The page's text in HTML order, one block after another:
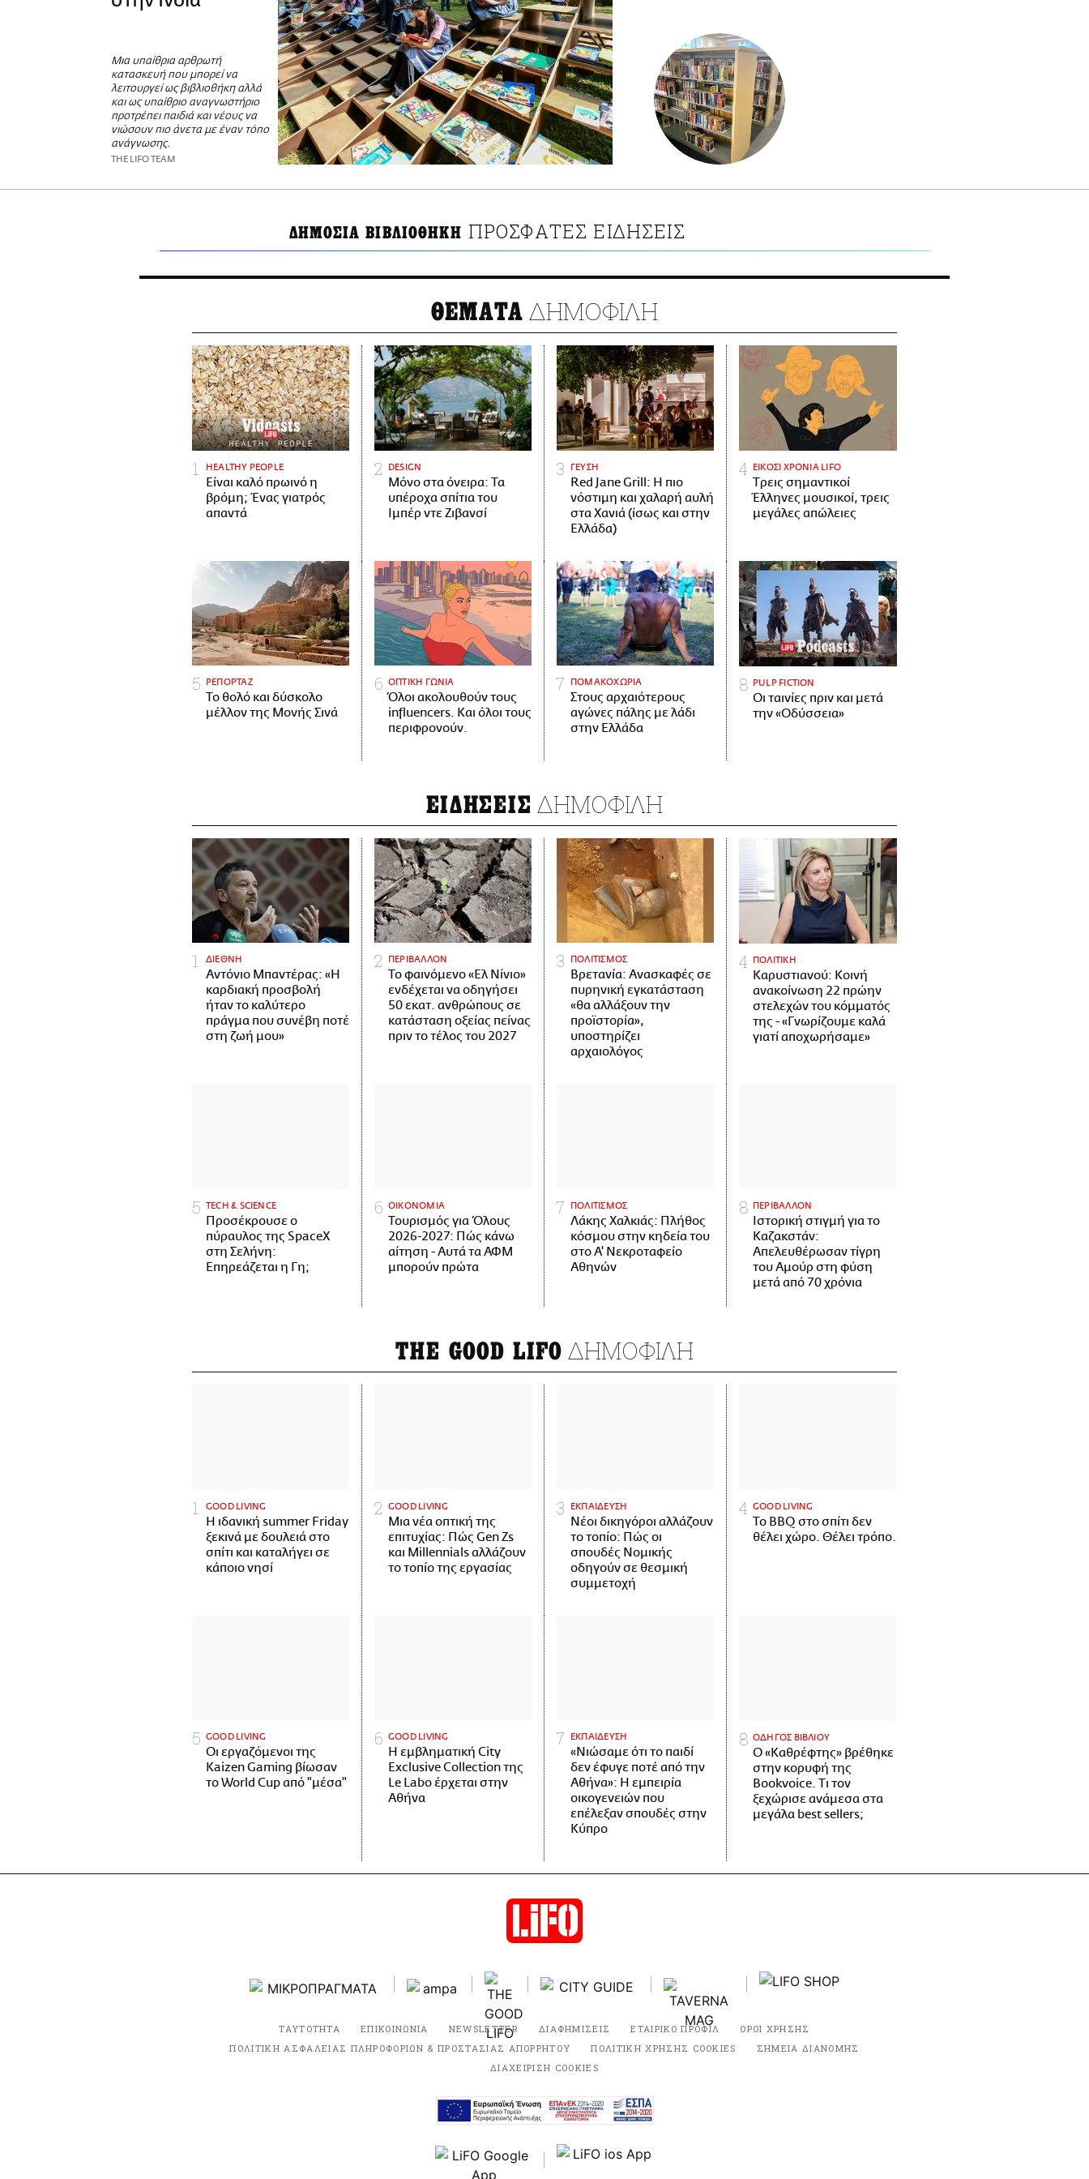
Μια υπαίθρια αρθρωτή
κατασκευή που μπορεί να
λειτουργεί ως βιβλιοθήκη αλλά
και ως υπαίθριο αναγνωστήριο
προτρέπει παιδιά και νέους να
νιώσουν πιο άνετα με έναν τόπο
ανάγνωσης.
THE LIFO TEAM
ΔΗΜΟΣΙΑ ΒΙΒΛΙΟΘΗΚΗ ΠΡΟΣΦΑΤΕΣ ΕΙΔΗΣΕΙΣ
ΘΕΜΑΤΑ ΔΗΜΟΦΙΛΗ
HEALTHY PEOPLE
Είναι καλό πρωινό η
βρόμη; Ένας γιατρός
απαντά
DESIGN
Μόνο στα όνειρα: Τα
υπέροχα σπίτια του
Ιμπέρ ντε Ζιβανσί
ΓΕΥΣΗ
Red Jane Grill: Η πιο
νόστιμη και χαλαρή αυλή
στα Χανιά (ίσως και στην
Ελλάδα)
ΕΙΚΟΣΙ ΧΡΟΝΙΑ LIFO
Tρεις σημαντικοί
Έλληνες μουσικοί, τρεις
μεγάλες απώλειες
ΡΕΠΟΡΤΑΖ
Το θολό και δύσκολο
μέλλον της Μονής Σινά
ΟΠΤΙΚΗ ΓΩΝΙΑ
Όλοι ακολουθούν τους
influencers. Και όλοι τους
περιφρονούν.
ΠΟΜΑΚΟΧΩΡΙΑ
Στους αρχαιότερους
αγώνες πάλης με λάδι
στην Ελλάδα
PULP FICTION
Οι ταινίες πριν και μετά
την «Οδύσσεια»
ΕΙΔΗΣΕΙΣ ΔΗΜΟΦΙΛΗ
ΔΙΕΘΝΗ
Αντόνιο Μπαντέρας: «Η
καρδιακή προσβολή
ήταν το καλύτερο
πράγμα που συνέβη ποτέ
στη ζωή μου»
ΠΕΡΙΒΑΛΛΟΝ
Το φαινόμενο «Ελ Νίνιο»
ενδέχεται να οδηγήσει
50 εκατ. ανθρώπους σε
κατάσταση οξείας πείνας
πριν το τέλος του 2027
ΠΟΛΙΤΙΣΜΟΣ
Βρετανία: Ανασκαφές σε
πυρηνική εγκατάσταση
«θα αλλάξουν την
προϊστορία»,
υποστηρίζει
αρχαιολόγος
ΠΟΛΙΤΙΚΗ
Καρυστιανού: Κοινή
ανακοίνωση 22 πρώην
στελεχών του κόμματός
της - «Γνωρίζουμε καλά
γιατί αποχωρήσαμε»
ΤECH & SCIENCE
Προσέκρουσε ο
πύραυλος της SpaceX
στη Σελήνη:
Επηρεάζεται η Γη;
ΟΙΚΟΝΟΜΙΑ
Τουρισμός για Όλους
2026-2027: Πώς κάνω
αίτηση - Αυτά τα ΑΦΜ
μπορούν πρώτα
ΠΟΛΙΤΙΣΜΟΣ
Λάκης Χαλκιάς: Πλήθος
κόσμου στην κηδεία του
στο Α' Νεκροταφείο
Αθηνών
ΠΕΡΙΒΑΛΛΟΝ
Ιστορική στιγμή για το
Καζακστάν:
Απελευθέρωσαν τίγρη
του Αμούρ στη φύση
μετά από 70 χρόνια
THE GOOD LIFO ΔΗΜΟΦΙΛΗ
GOOD LIVING
Η ιδανική summer Friday
ξεκινά με δουλειά στο
σπίτι και καταλήγει σε
κάποιο νησί
GOOD LIVING
Μια νέα οπτική της
επιτυχίας: Πώς Gen Zs
και Millennials αλλάζουν
το τοπίο της εργασίας
ΕΚΠΑΙΔΕΥΣΗ
Νέοι δικηγόροι αλλάζουν
το τοπίο: Πώς οι
σπουδές Νομικής
οδηγούν σε θεσμική
συμμετοχή
GOOD LIVING
Το BBQ στο σπίτι δεν
θέλει χώρο. Θέλει τρόπο.
GOOD LIVING
Οι εργαζόμενοι της
Kaizen Gaming βίωσαν
το World Cup από "μέσα"
GOOD LIVING
Η εμβληματική City
Exclusive Collection της
Le Labo έρχεται στην
Αθήνα
ΕΚΠΑΙΔΕΥΣΗ
«Νιώσαμε ότι το παιδί
δεν έφυγε ποτέ από την
Αθήνα»: Η εμπειρία
οικογενειών που
επέλεξαν σπουδές στην
Κύπρο
ΟΔΗΓΟΣ ΒΙΒΛΙΟΥ
Ο «Καθρέφτης» βρέθηκε
στην κορυφή της
Bookvoice. Τι τον
ξεχώρισε ανάμεσα στα
μεγάλα best sellers;
ΤΑΥΤΟΤΗΤΑ ΕΠΙΚΟΙΝΩΝΙΑ NEWSLETTER ΔΙΑΦΗΜΙΣΕΙΣ ΕΤΑΙΡΙΚΟ ΠΡΟΦΙΛ
ΟΡΟΙ ΧΡΗΣΗΣ
ΠΟΛΙΤΙΚΗ ΑΣΦΑΛΕΙΑΣ ΠΛΗΡΟΦΟΡΙΩΝ & ΠΡΟΣΤΑΣΙΑΣ ΑΠΟΡΡΗΤΟΥ
ΠΟΛΙΤΙΚΗ ΧΡΗΣΗΣ COOKIES
ΣΗΜΕΙΑ ΔΙΑΝΟΜΗΣ
ΔΙΑΧΕΙΡΙΣΗ COOKIES